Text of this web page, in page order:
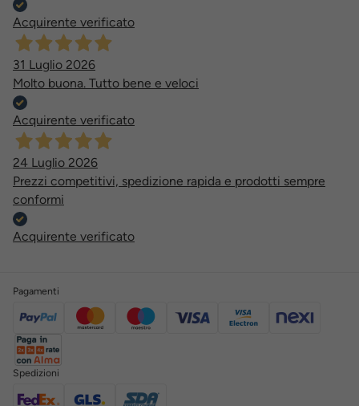
Acquirente verificato
31 Luglio 2026
Molto buona. Tutto bene e veloci
Acquirente verificato
24 Luglio 2026
Prezzi competitivi, spedizione rapida e prodotti sempre
conformi
Acquirente verificato
Pagamenti
Spedizioni